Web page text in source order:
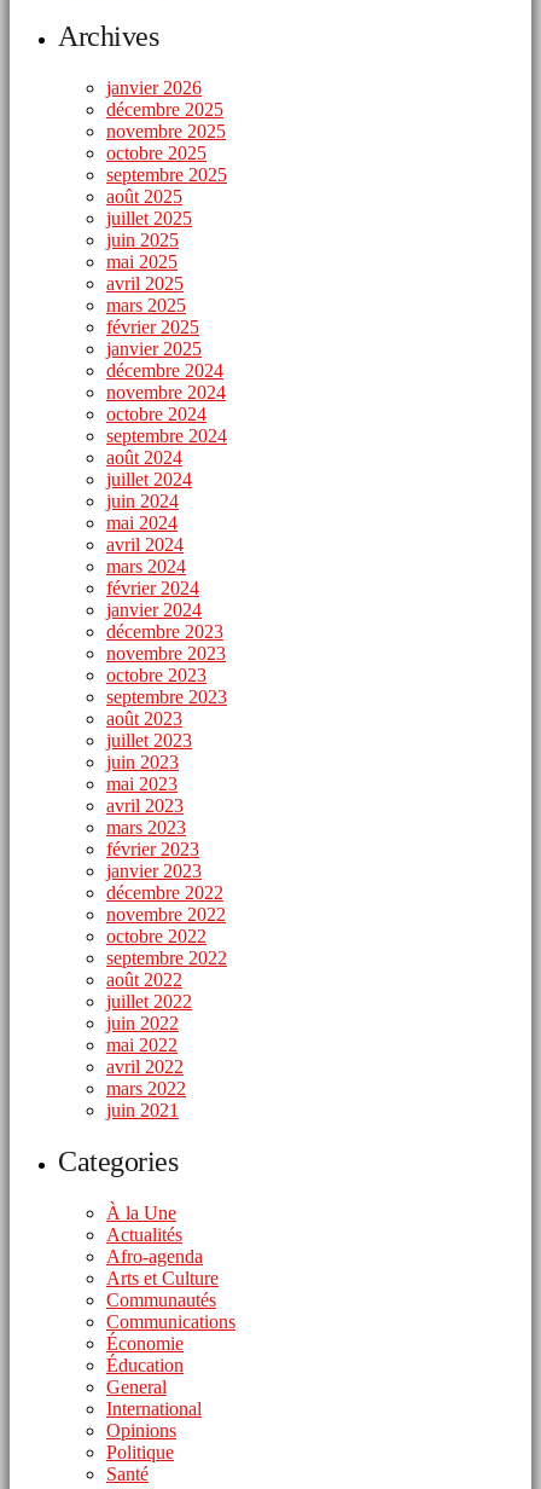
Archives
janvier 2026
décembre 2025
novembre 2025
octobre 2025
septembre 2025
août 2025
juillet 2025
juin 2025
mai 2025
avril 2025
mars 2025
février 2025
janvier 2025
décembre 2024
novembre 2024
octobre 2024
septembre 2024
août 2024
juillet 2024
juin 2024
mai 2024
avril 2024
mars 2024
février 2024
janvier 2024
décembre 2023
novembre 2023
octobre 2023
septembre 2023
août 2023
juillet 2023
juin 2023
mai 2023
avril 2023
mars 2023
février 2023
janvier 2023
décembre 2022
novembre 2022
octobre 2022
septembre 2022
août 2022
juillet 2022
juin 2022
mai 2022
avril 2022
mars 2022
juin 2021
Categories
À la Une
Actualités
Afro-agenda
Arts et Culture
Communautés
Communications
Économie
Éducation
General
International
Opinions
Politique
Santé